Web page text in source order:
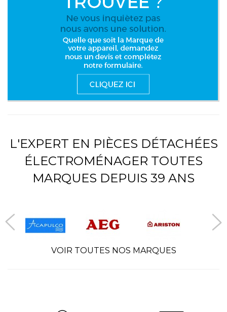
L'EXPERT EN PIÈCES DÉTACHÉES
ÉLECTROMÉNAGER TOUTES
MARQUES DEPUIS 39 ANS
VOIR TOUTES NOS MARQUES